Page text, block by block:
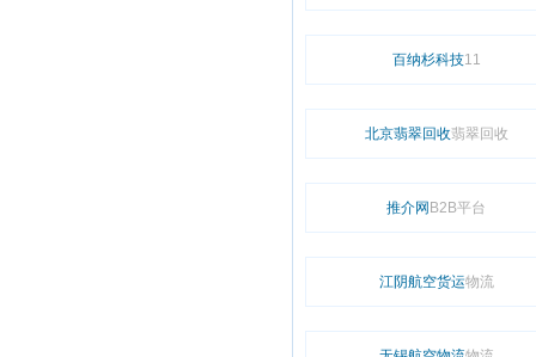
百纳杉科技11
北京翡翠回收翡翠回收
推介网 B2B平台
江阴航空货运物流